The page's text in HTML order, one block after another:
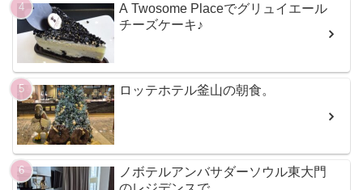
A Twosome Placeでグリュイエール
チーズケーキ♪
ロッテホテル釜山の朝食。
ノボテルアンバサダーソウル東大門